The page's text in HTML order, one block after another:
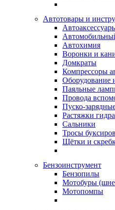
Автотовары и
Автохимия
Воронки и
Домкраты
Компрессоры
Оборудование
Паяльные
Провода
Пуско-
Растяжки
Сальники
Тросы
Щётки и
Бензоинструмент
Бензопилы
Мотобуры
Мотопомпы